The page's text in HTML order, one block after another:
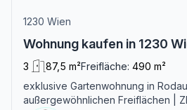
1230 Wien
Wohnung kaufen in 1230
3 87,5 m²Freifläche: 490 m²
exklusive Gartenwohnung in
außergewöhnlichen Freiflächen |